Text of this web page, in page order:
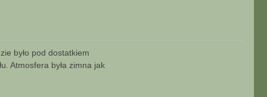
było pod dostatkiem
Atmosfera była zimna jak